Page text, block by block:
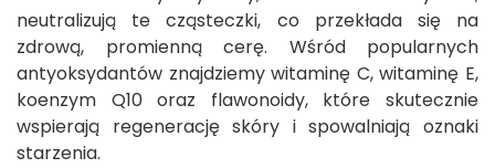
neutralizują te cząsteczki, co przekłada się na
zdrową, promienną cerę. Wśród popularnych
antyoksydantów znajdziemy witaminę C, witaminę E,
koenzym Q10 oraz flawonoidy, które skutecznie
wspierają regenerację skóry i spowalniają oznaki
starzenia.